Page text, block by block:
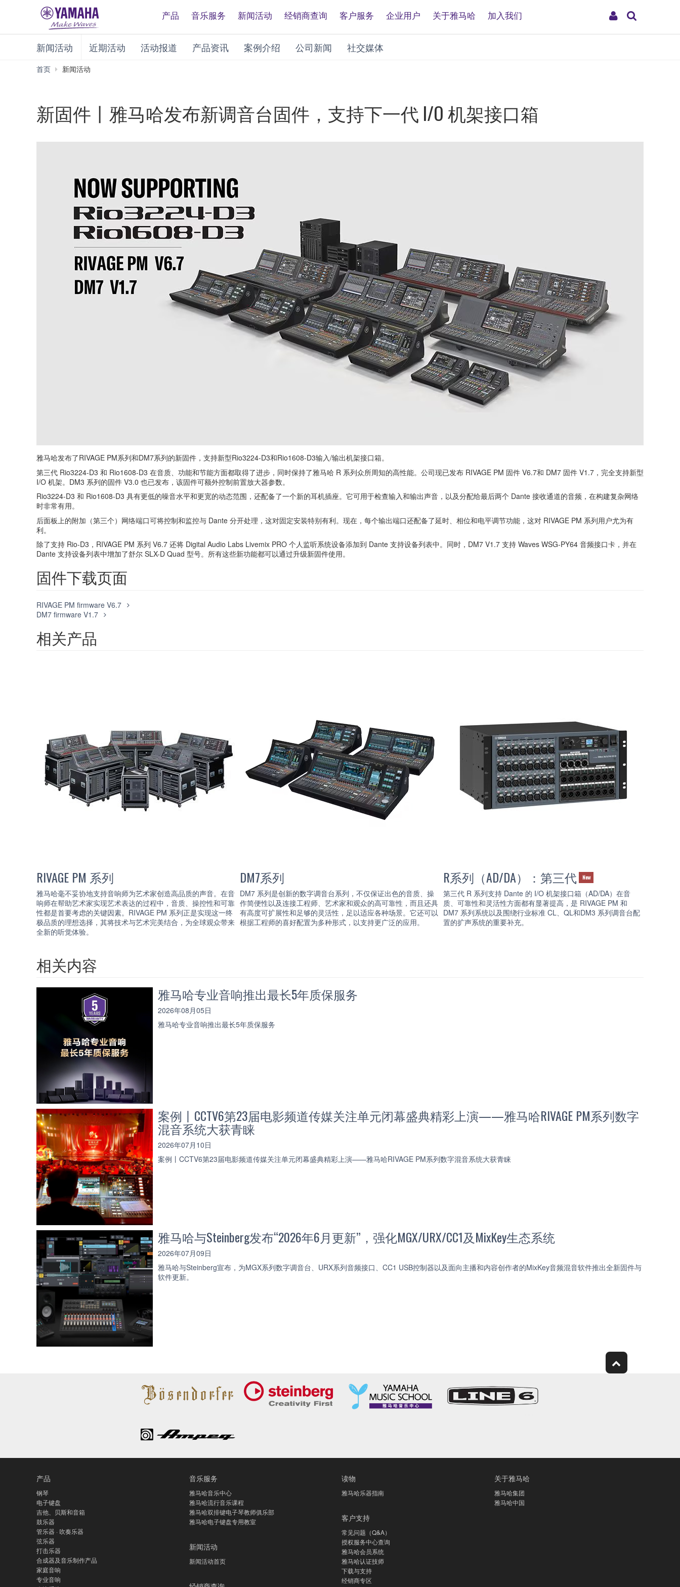
My
产品 音乐服务 新闻活动 经销商查询 客户服务 企业用户 关于雅马哈 加入我们
新闻活动 近期活动 活动报道 产品资讯 案例介绍 公司新闻 社交媒体
首页 新闻活动
新固件丨雅马哈发布新调音台固件，支持下一代 I/O 机架接口箱
雅马哈发布了RIVAGE PM系列和DM7系列的新固件，支持新型Rio3224-D3和Rio1608-D3输入/输出机架接口箱。
第三代 Rio3224-D3 和 Rio1608-D3 在音质、功能和节能方面都取得了进步，同时保持了雅马哈 R 系列众所周知的高性能。公司现已发布 RIVAGE PM 固件 V6.7和 DM7 固件 V1.7，完全支持新型
I/O 机架。DM3 系列的固件 V3.0 也已发布，该固件可额外控制前置放大器参数。
Rio3224-D3 和 Rio1608-D3 具有更低的噪音水平和更宽的动态范围，还配备了一个新的耳机插座。它可用于检查输入和输出声音，以及分配给最后两个 Dante 接收通道的音频，在构建复杂网络
时非常有用。
后面板上的附加（第三个）网络端口可将控制和监控与 Dante 分开处理，这对固定安装特别有利。现在，每个输出端口还配备了延时、相位和电平调节功能，这对 RIVAGE PM 系列用户尤为有
利。
除了支持 Rio-D3，RIVAGE PM 系列 V6.7 还将 Digital Audio Labs Livemix PRO 个人监听系统设备添加到 Dante 支持设备列表中。同时，DM7 V1.7 支持 Waves WSG-PY64 音频接口卡，并在
Dante 支持设备列表中增加了舒尔 SLX-D Quad 型号。所有这些新功能都可以通过升级新固件使用。
固件下载页面
RIVAGE PM firmware V6.7
DM7 firmware V1.7
相关产品
RIVAGE PM 系列
雅马哈毫不妥协地支持音响师为艺术家创造高品质的声音。在音
响师在帮助艺术家实现艺术表达的过程中，音质、操控性和可靠
性都是首要考虑的关键因素。RIVAGE PM 系列正是实现这一终
极品质的理想选择，其将技术与艺术完美结合，为全球观众带来
全新的听觉体验。
DM7系列
DM7 系列是创新的数字调音台系列，不仅保证出色的音质、操
作简便性以及连接工程师、艺术家和观众的高可靠性，而且还具
有高度可扩展性和足够的灵活性，足以适应各种场景。它还可以
根据工程师的喜好配置为多种形式，以支持更广泛的应用。
R系列（AD/DA）：第三代 New
第三代 R 系列支持 Dante 的 I/O 机架接口箱（AD/DA）在音
质、可靠性和灵活性方面都有显著提高，是 RIVAGE PM 和
DM7 系列系统以及围绕行业标准 CL、QL和DM3 系列调音台配
置的扩声系统的重要补充。
相关内容
雅马哈专业音响推出最长5年质保服务
2026年08月05日
雅马哈专业音响推出最长5年质保服务
案例丨CCTV6第23届电影频道传媒关注单元闭幕盛典精彩上演——雅马哈RIVAGE PM系列数字
混音系统大获青睐
2026年07月10日
案例丨CCTV6第23届电影频道传媒关注单元闭幕盛典精彩上演——雅马哈RIVAGE PM系列数字混音系统大获青睐
雅马哈与Steinberg发布“2026年6月更新”，强化MGX/URX/CC1及MixKey生态系统
2026年07月09日
雅马哈与Steinberg宣布，为MGX系列数字调音台、URX系列音频接口、CC1 USB控制器以及面向主播和内容创作者的MixKey音频混音软件推出全新固件与
软件更新。
产品
钢琴
电子键盘
吉他、贝斯和音箱
鼓乐器
管乐器 · 吹奏乐器
弦乐器
打击乐器
合成器及音乐制作产品
家庭音响
专业音响
音乐服务
雅马哈音乐中心
雅马哈流行音乐课程
雅马哈双排键电子琴教师俱乐部
雅马哈电子键盘专用教室
新闻活动
新闻活动首页
读物
雅马哈乐器指南
客户支持
常见问题（Q&A）
授权服务中心查询
雅马哈会员系统
雅马哈认证技师
下载与支持
经销商专区
关于雅马哈
雅马哈集团
雅马哈中国